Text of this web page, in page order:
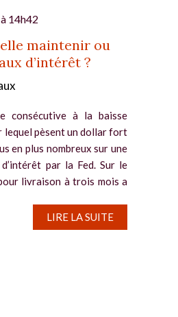
14h42
maintenir ou
d’intérêt ?
consécutive à la baisse
lequel pèsent un dollar fort
en plus nombreux sur une
par la Fed. Sur le
livraison à trois mois a
LIRE LA SUITE